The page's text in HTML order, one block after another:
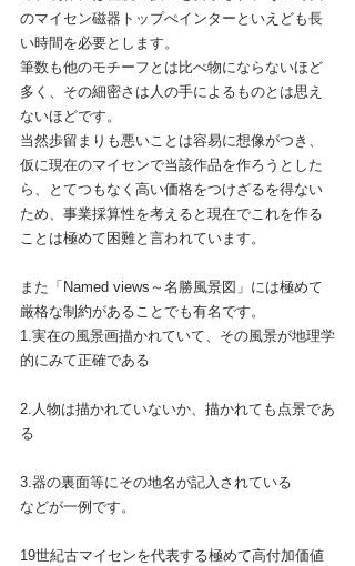
のマイセン磁器トップぺインターといえども長
い時間を必要とします。
筆数も他のモチーフとは比べ物にならないほど
多く、その細密さは人の手によるものとは思え
ないほどです。
当然歩留まりも悪いことは容易に想像がつき、
仮に現在のマイセンで当該作品を作ろうとした
ら、とてつもなく高い価格をつけざるを得ない
ため、事業採算性を考えると現在でこれを作る
ことは極めて困難と言われています。
また「Named views～名勝風景図」には極めて
厳格な制約があることでも有名です。
1.実在の風景画描かれていて、その風景が地理学
的にみて正確である
2.人物は描かれていないか、描かれても点景であ
る
3.器の裏面等にその地名が記入されている
などが一例です。
19世紀古マイセンを代表する極めて高付加価値